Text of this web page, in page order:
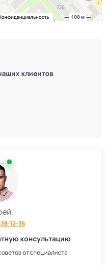
клиентов
12-36
консультацию
от специалиста